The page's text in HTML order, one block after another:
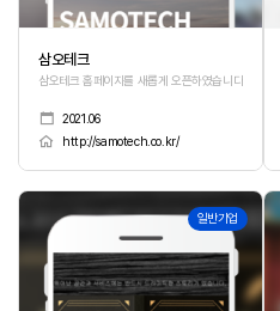
삼오테크
삼오테크 홈페이지를 새롭게 오픈하였습니다.
2021.06
http://samotech.co.kr/
일반기업